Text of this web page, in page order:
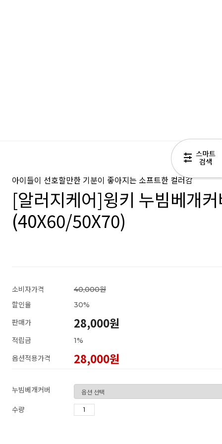
아이들이 선호할만한 기분이 좋아지는 소프트한 컬러감
[알러지케어]윙키 누빔베개
(40X60/50X70)
소비자가격
40,000원
할인율
30%
판매가
28,000원
적립금
1%
옵션적용가격
28,000원
누빔베개커버
수량